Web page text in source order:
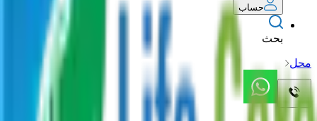
حساب
بحث
محل